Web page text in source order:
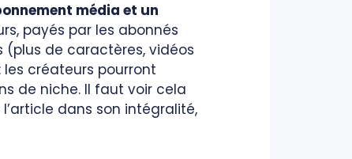
média et un
payés par les abonnés
(plus de caractères, vidéos
les créateurs pourront
de niche. Il faut voir cela
dans son intégralité,